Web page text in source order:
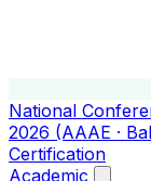
National
2026 (AAAE ·
Certification
Academic